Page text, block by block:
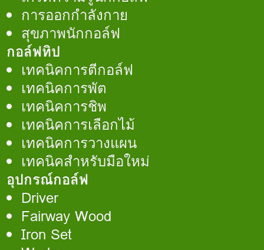
การออกกำลังกาย
สุขภาพนักกอล์ฟ
กอล์ฟทิป
เทคนิคการตีกอล์ฟ
เทคนิคการพัต
เทคนิคการชิพ
เทคนิคการเลือกไม้
เทคนิคการวางแผน
เทคนิคสำหรับมือใหม่
อุปกรณ์กอล์ฟ
Driver
Fairway Wood
Iron Set